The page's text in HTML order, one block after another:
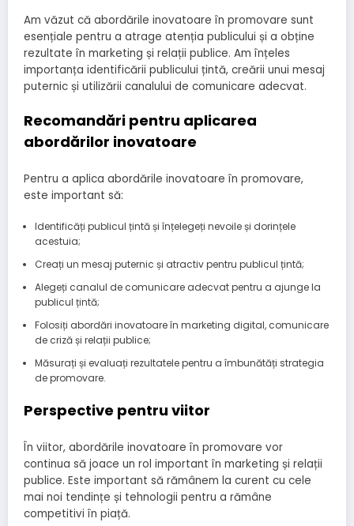
Am văzut că abordările inovatoare în promovare sunt
esențiale pentru a atrage atenția publicului și a obține
rezultate în marketing și relații publice. Am înțeles
importanța identificării publicului țintă, creării unui mesaj
puternic și utilizării canalului de comunicare adecvat.
Recomandări pentru aplicarea
abordărilor inovatoare
Pentru a aplica abordările inovatoare în promovare,
este important să:
Identificăți publicul țintă și înțelegeți nevoile și dorințele
acestuia;
Creați un mesaj puternic și atractiv pentru publicul țintă;
Alegeți canalul de comunicare adecvat pentru a ajunge la
publicul țintă;
Folosiți abordări inovatoare în marketing digital, comunicare
de criză și relații publice;
Măsurați și evaluați rezultatele pentru a îmbunătăți strategia
de promovare.
Perspective pentru viitor
În viitor, abordările inovatoare în promovare vor
continua să joace un rol important în marketing și relații
publice. Este important să rămânem la curent cu cele
mai noi tendințe și tehnologii pentru a rămâne
competitivi în piață.